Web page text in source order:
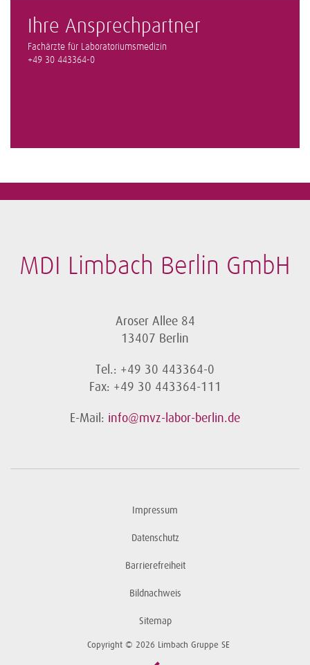
Ihre Ansprechpartner
Fachärzte für Laboratoriumsmedizin
+49 30 443364-0
MDI Limbach Berlin GmbH
Aroser Allee 84
13407 Berlin
Tel.: +49 30 443364-0
Fax: +49 30 443364-111
E-Mail: info@mvz-labor-berlin.de
Impressum
Datenschutz
Barrierefreiheit
Bildnachweis
Sitemap
Copyright © 2026 Limbach Gruppe SE